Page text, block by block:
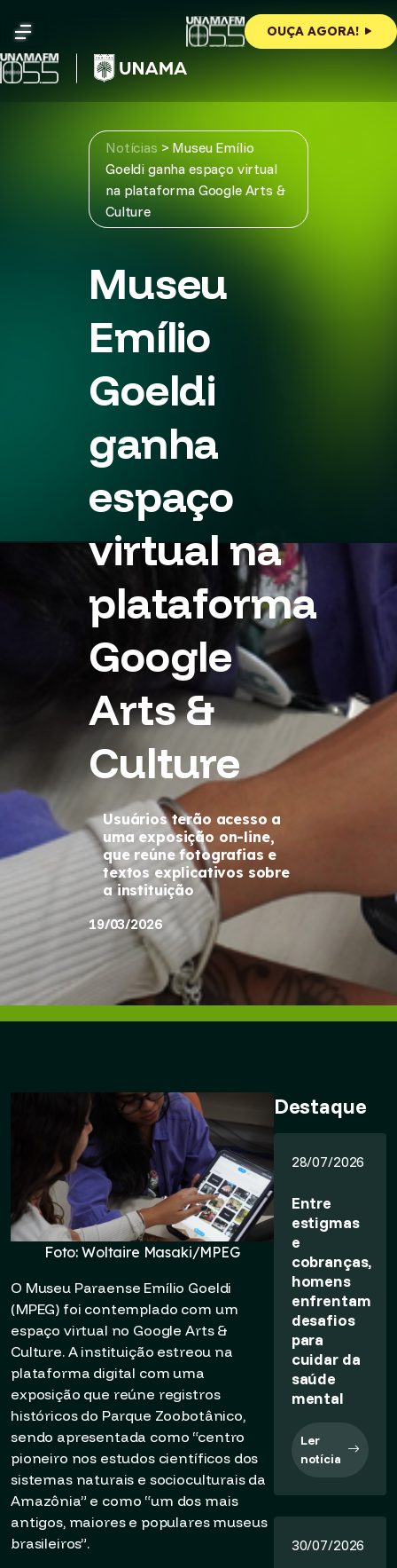
content
OUÇA AGORA!
Notícias > Museu Emílio
Goeldi ganha espaço virtual
na plataforma Google Arts &
Culture
Museu
Emílio
Goeldi
ganha
espaço
virtual na
plataforma
Google
Arts &
Culture
Usuários terão acesso a
uma exposição on-line,
que reúne fotografias e
textos explicativos sobre
a instituição
19/03/2026
Foto: Woltaire Masaki/MPEG
O Museu Paraense Emílio Goeldi
(MPEG) foi contemplado com um
espaço virtual no Google Arts &
Culture. A instituição estreou na
plataforma digital com uma
exposição que reúne registros
históricos do Parque Zoobotânico,
sendo apresentada como “centro
pioneiro nos estudos científicos dos
sistemas naturais e socioculturais da
Amazônia” e como “um dos mais
antigos, maiores e populares museus
brasileiros”.
Destaque
28/07/2026
Entre
estigmas
e
cobranças,
homens
enfrentam
desafios
para
cuidar da
saúde
mental
Ler
notícia
30/07/2026